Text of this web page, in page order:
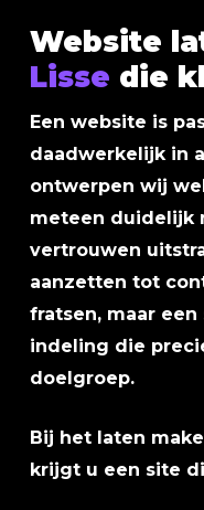
Website
Lisse die
Een website is
daadwerkelijk in
ontwerpen wij
meteen duidelijk
vertrouwen
aanzetten tot
fratsen, maar
indeling die
doelgroep.
Bij het laten
krijgt u een site